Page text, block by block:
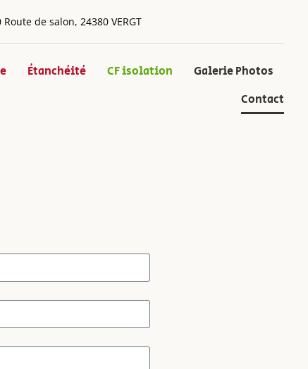
Route de salon, 24380 VERGT
Étanchéité CF isolation
Galerie Photos
Contact